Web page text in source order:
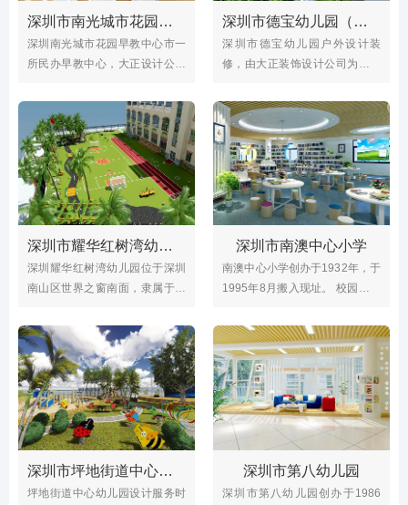
深圳市南光城市花园早教中心
深圳南光城市花园早教中心市一
所民办早教中心，大正设计公司
分室内，正文将展示南光城市花
园早教中心的早教中心设计等室
内设计效果图。
深圳市德宝幼儿园（户外设计）
深圳市德宝幼儿园户外设计装
修，由大正装饰设计公司为其进
态园、水池、建筑外观等方面的
装修改造；深圳市黄埔雅苑德宝
幼儿园创办于2003年1月，
深圳市耀华红树湾幼儿园
深圳耀华红树湾幼儿园位于深圳
南山区世界之窗南面，隶属于香
3007平。设计施工项目：宣传
栏、沙池、户外场地等
深圳市南澳中心小学
南澳中心小学创办于1932年，于
1995年8月搬入现址。 校园占地
9100平方米,建设规模为24个教
学班。
深圳市坪地街道中心幼儿园
坪地街道中心幼儿园设计服务时
深圳市第八幼儿园
深圳市第八幼儿园创办于1986